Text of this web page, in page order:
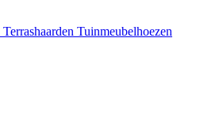
Terrashaarden Tuinmeubelhoezen